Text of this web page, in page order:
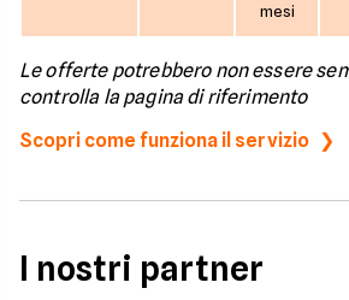
mesi
Le offerte potrebbero non essere
controlla la pagina di riferimento
Scopri come funziona il servizio
I nostri partner